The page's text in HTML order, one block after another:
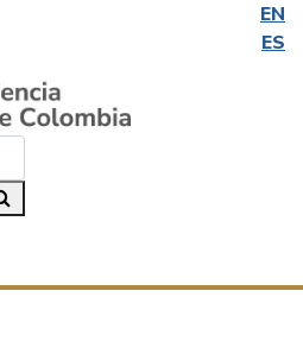
EN
ES